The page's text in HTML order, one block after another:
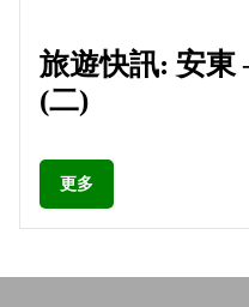
旅遊快訊: 安東
(二)
更多